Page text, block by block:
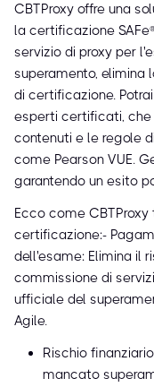
CBTProxy offre una
la certificazione
servizio di proxy per
superamento, elimina
di certificazione.
esperti certificati, che
contenuti e le regole
come Pearson VUE.
garantendo un esito
Ecco come
certificazione:-
dell'esame: Elimina il
commissione di
ufficiale del
Agile.
Rischio
mancato